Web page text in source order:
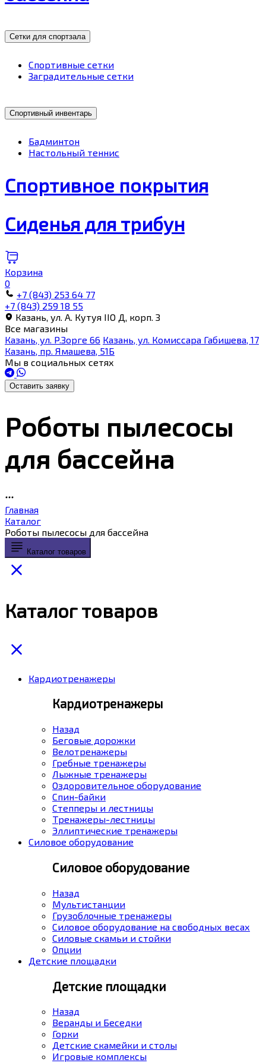
Сетки для спортзала
Спортивные сетки
Заградительные сетки
Спортивный инвентарь
Бадминтон
Настольный теннис
Спортивное покрытия
Сиденья для трибун
Корзина
0
+7 (843) 253 64 77
+7 (843) 259 18 55
Казань, ул. А. Кутуя IIO Д, корп. З
Все магазины
Казань, ул. Р.Зорге 66 Казань, ул. Комиссара Габишева, 17
Казань, пр. Ямашева, 51Б
Мы в социальных сетях
Оставить заявку
Роботы пылесосы
для бассейна
Главная
Каталог
Роботы пылесосы для бассейна
Каталог товаров
Каталог товаров
Кардиотренажеры
Кардиотренажеры
Назад
Беговые дорожки
Велотренажеры
Гребные тренажеры
Лыжные тренажеры
Оздоровительное оборудование
Спин-байки
Степперы и лестницы
Тренажеры-лестницы
Эллиптические тренажеры
Силовое оборудование
Силовое оборудование
Назад
Мультистанции
Грузоблочные тренажеры
Силовое оборудование на свободных весах
Силовые скамьи и стойки
Опции
Детские площадки
Детские площадки
Назад
Веранды и Беседки
Горки
Детские скамейки и столы
Игровые комплексы